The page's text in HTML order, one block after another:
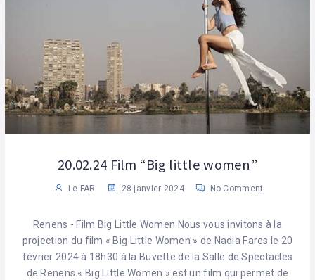
20.02.24 Film “Big little women”
Le FAR 28 janvier 2024 No Comment
Renens - Film Big Little Women Nous vous invitons à la
projection du film « Big Little Women » de Nadia Fares le 20
février 2024 à 18h30 à la Buvette de la Salle de Spectacles
de Renens.« Big Little Women » est un film qui permet de